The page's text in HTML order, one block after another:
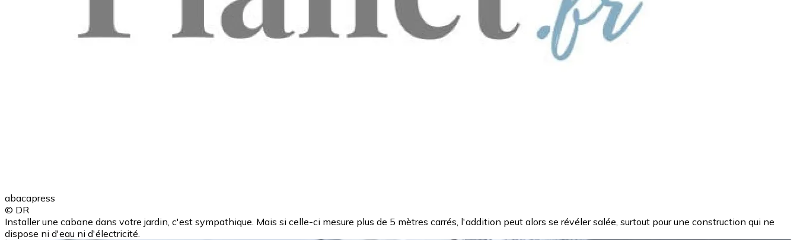
abacapress
© DR
Installer une cabane dans votre jardin, c'est sympathique. Mais si celle-ci mesure plus de 5 mètres carrés, l'addition peut alors se révéler salée, surtout pour une construction qui ne
dispose ni d'eau ni d'électricité.